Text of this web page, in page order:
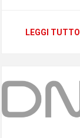
risposta
LEGGI TUTTO